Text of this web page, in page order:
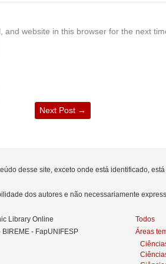
and website in this browser for the next
Next Post →
desse site, exceto onde está identificado,
dos autores e não necessariamente
Library Online
- FapUNIFESP
Todos
Áreas